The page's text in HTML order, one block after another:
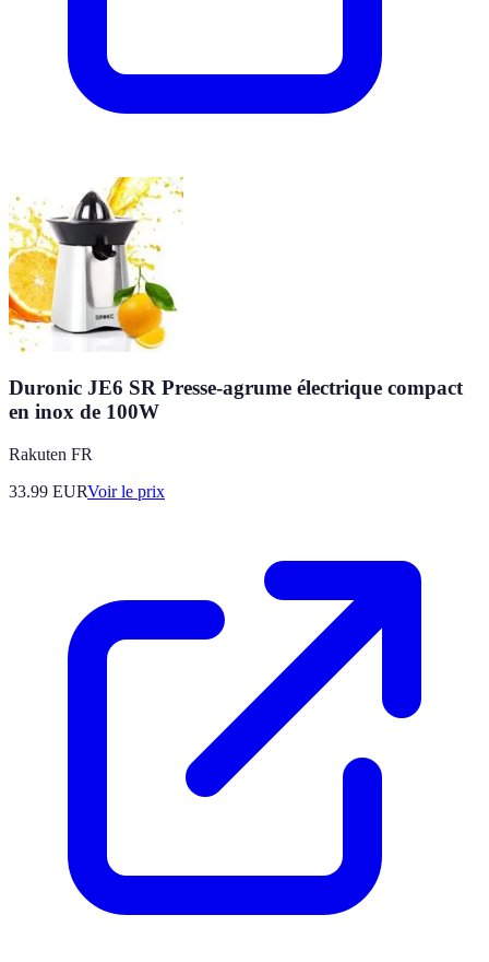
Duronic JE6 SR Presse-agrume électrique compact
en inox de 100W
Rakuten FR
33.99 EURVoir le prix